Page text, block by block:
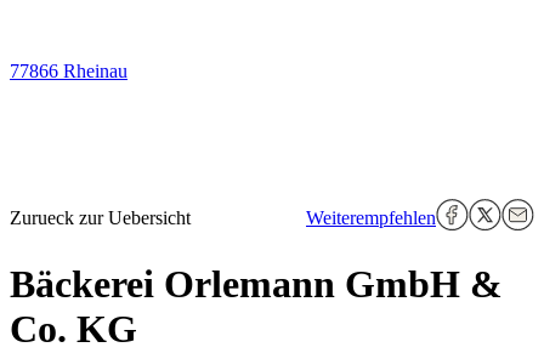
77866 Rheinau
Zurueck zur Uebersicht Weiterempfehlen
Bäckerei Orlemann GmbH &
Co. KG